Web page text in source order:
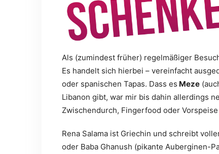
Als (zumindest früher) regelmäßiger
Es handelt sich hierbei – vereinfacht
oder spanischen Tapas. Dass es Meze
Libanon gibt, war mir bis dahin allerdings
Zwischendurch, Fingerfood oder
Rena Salama ist Griechin und schreibt
oder Baba Ghanush (pikante Auberginen-